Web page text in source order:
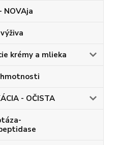
NOVAja
krémy a mlieka
- OČISTA